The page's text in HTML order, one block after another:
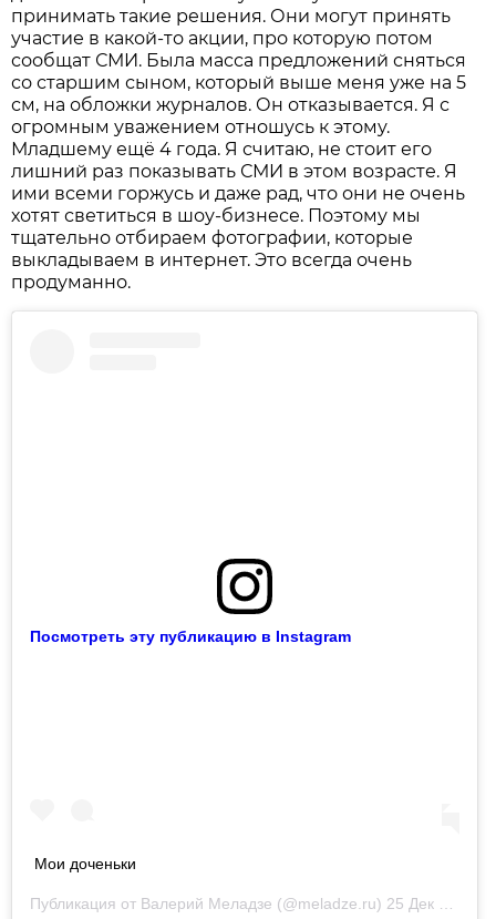
принимать такие решения. Они могут принять
участие в какой-то акции, про которую потом
сообщат СМИ. Была масса предложений сняться
со старшим сыном, который выше меня уже на 5
см, на обложки журналов. Он отказывается. Я с
огромным уважением отношусь к этому.
Младшему ещё 4 года. Я считаю, не стоит его
лишний раз показывать СМИ в этом возрасте. Я
ими всеми горжусь и даже рад, что они не очень
хотят светиться в шоу-бизнесе. Поэтому мы
тщательно отбираем фотографии, которые
выкладываем в интернет. Это всегда очень
продуманно.
Посмотреть эту публикацию в Instagram
Мои доченьки
Публикация от Валерий Меладзе (@meladze.ru) 25 Дек 2017 в 7:05 PST